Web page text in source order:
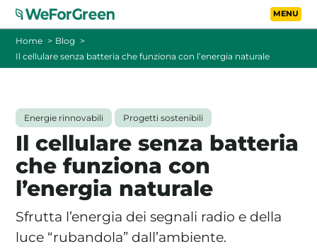
Vai al contenuto
TARIFFE
FOTOVOLTAICO A DISTANZA
FAQ
Home
Blog
Il cellulare senza batteria che funziona con l’energia naturale
Energie rinnovabili Progetti sostenibili
Il cellulare senza batteria
che funziona con
l’energia naturale
Sfrutta l’energia dei segnali radio e della
luce “rubandola” dall’ambiente.